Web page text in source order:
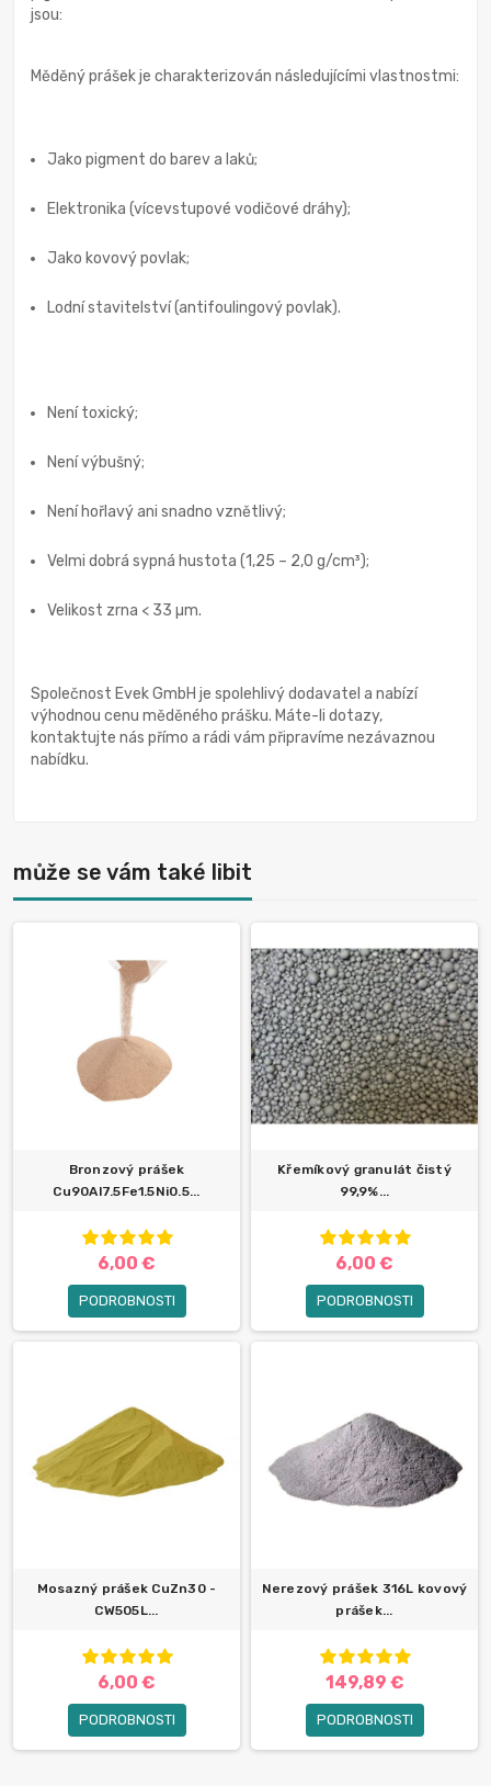
jsou:
Měděný prášek je charakterizován následujícími vlastnostmi:
Jako pigment do barev a laků;
Elektronika (vícevstupové vodičové dráhy);
Jako kovový povlak;
Lodní stavitelství (antifoulingový povlak).
Není toxický;
Není výbušný;
Není hořlavý ani snadno vznětlivý;
Velmi dobrá sypná hustota (1,25 – 2,0 g/cm³);
Velikost zrna < 33 µm.
Společnost Evek GmbH je spolehlivý dodavatel a nabízí
výhodnou cenu měděného prášku. Máte-li dotazy,
kontaktujte nás přímo a rádi vám připravíme nezávaznou
nabídku.
může se vám také libit
Bronzový prášek
Cu90Al7.5Fe1.5Ni0.5...
6,00 €
PODROBNOSTI
Křemíkový granulát čistý
99,9%...
6,00 €
PODROBNOSTI
Mosazný prášek CuZn30 -
CW505L...
6,00 €
PODROBNOSTI
Nerezový prášek 316L kovový
prášek...
149,89 €
PODROBNOSTI